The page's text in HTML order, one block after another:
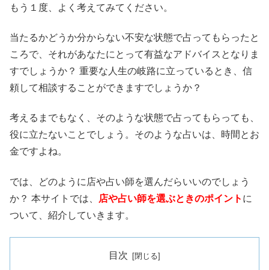
もう１度、よく考えてみてください。
当たるかどうか分からない不安な状態で占ってもらったと
ころで、それがあなたにとって有益なアドバイスとなりま
すでしょうか？ 重要な人生の岐路に立っているとき、信
頼して相談することができますでしょうか？
考えるまでもなく、そのような状態で占ってもらっても、
役に立たないことでしょう。そのような占いは、時間とお
金ですよね。
では、どのように店や占い師を選んだらいいのでしょう
か？ 本サイトでは、
店や占い師を選ぶときのポイント に
ついて、紹介していきます。
目次